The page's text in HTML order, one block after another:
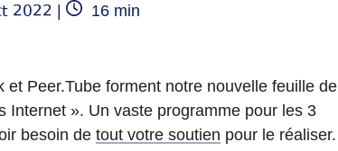
2022 |
Temps
16 min
Peer.Tube forment notre nouvelle feuille de
Internet ». Un vaste programme pour les 3
besoin de tout votre soutien pour le réaliser.